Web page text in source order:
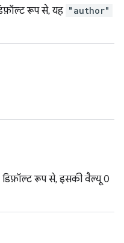
रूप से, यह "author"
रूप से, इसकी वैल्यू 0